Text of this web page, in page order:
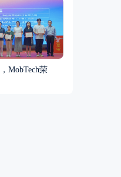
MobTech荣